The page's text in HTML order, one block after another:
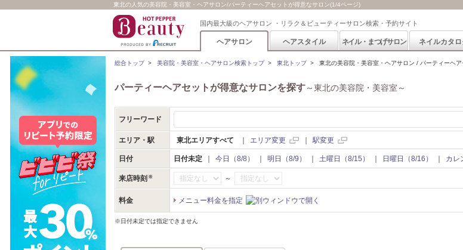
東北の人気の美容院・美容室・ヘアサロン/パーティーヘアセットが得意なサロン(1/4ページ)
国内最大級のヘアサロン ・リラク＆ビューティーサロン検索・予約サイト
ヘアサロン ヘアスタイル ネイル・まつげサロン ネイルカタロ
総合トップ> 美容院・美容室・ヘアサロン検索トップ> 東北トップ> 東北の美容院・美容室・ヘアサロン / パーティーヘ
パーティーヘアセットが得意なサロンを探す～東北の美容院・美容室～
フリーワード
エリア・駅 東北エリアすべて エリア変更 駅変更
日付 日付未定 今日（8/8） 明日（8/9） 土曜日（8/15） 日曜日（8/16） カレ
来店時刻 ～
料金 メニュー料金を指定
※日付未定では指定できません